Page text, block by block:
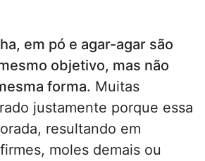
em pó e agar-agar são
objetivo, mas não
forma. Muitas
justamente porque essa
resultando em
moles demais ou